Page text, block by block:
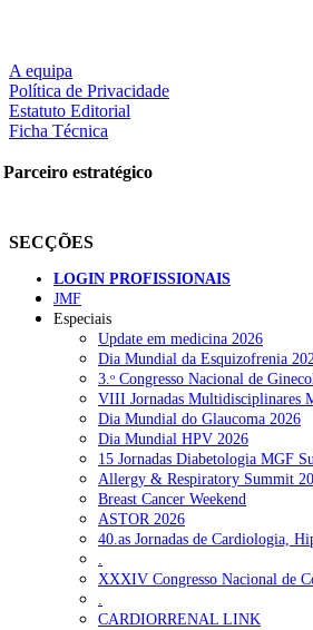
A equipa
Política de Privacidade
Estatuto Editorial
Ficha Técnica
Parceiro estratégico
SECÇÕES
LOGIN PROFISSIONAIS
JMF
Especiais
Update em medicina 2026
Dia Mundial da Esquizofrenia
3.ᵒ Congresso Nacional de
VIII Jornadas Multidisciplinares
Dia Mundial do Glaucoma 2026
Dia Mundial HPV 2026
15 Jornadas Diabetologia MGF
Allergy & Respiratory Summit
Breast Cancer Weekend
ASTOR 2026
40.as Jornadas de Cardiologia,
.
XXXIV Congresso Nacional de
.
CARDIORRENAL LINK